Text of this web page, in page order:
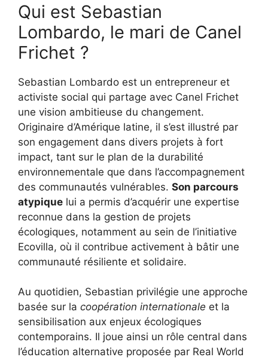
Qui est Sebastian
Lombardo, le mari de Canel
Frichet ?
Sebastian Lombardo est un entrepreneur et
activiste social qui partage avec Canel Frichet
une vision ambitieuse du changement.
Originaire d’Amérique latine, il s’est illustré par
son engagement dans divers projets à fort
impact, tant sur le plan de la durabilité
environnementale que dans l’accompagnement
des communautés vulnérables. Son parcours
atypique lui a permis d’acquérir une expertise
reconnue dans la gestion de projets
écologiques, notamment au sein de l’initiative
Ecovilla, où il contribue activement à bâtir une
communauté résiliente et solidaire.
Au quotidien, Sebastian privilégie une approche
basée sur la coopération internationale et la
sensibilisation aux enjeux écologiques
contemporains. Il joue ainsi un rôle central dans
l’éducation alternative proposée par Real World